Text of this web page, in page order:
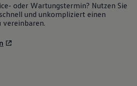
oder Wartungstermin? Nutzen Sie
und unkompliziert einen
vereinbaren.